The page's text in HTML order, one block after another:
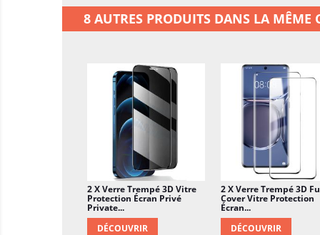
8 AUTRES PRODUITS DANS LA MÊME
2 X Verre Trempé 3D Vitre
Protection Écran Privé
Private...
DÉCOUVRIR
2 X Verre Trempé 3D
Cover Vitre Protection
Écran...
DÉCOUVRIR